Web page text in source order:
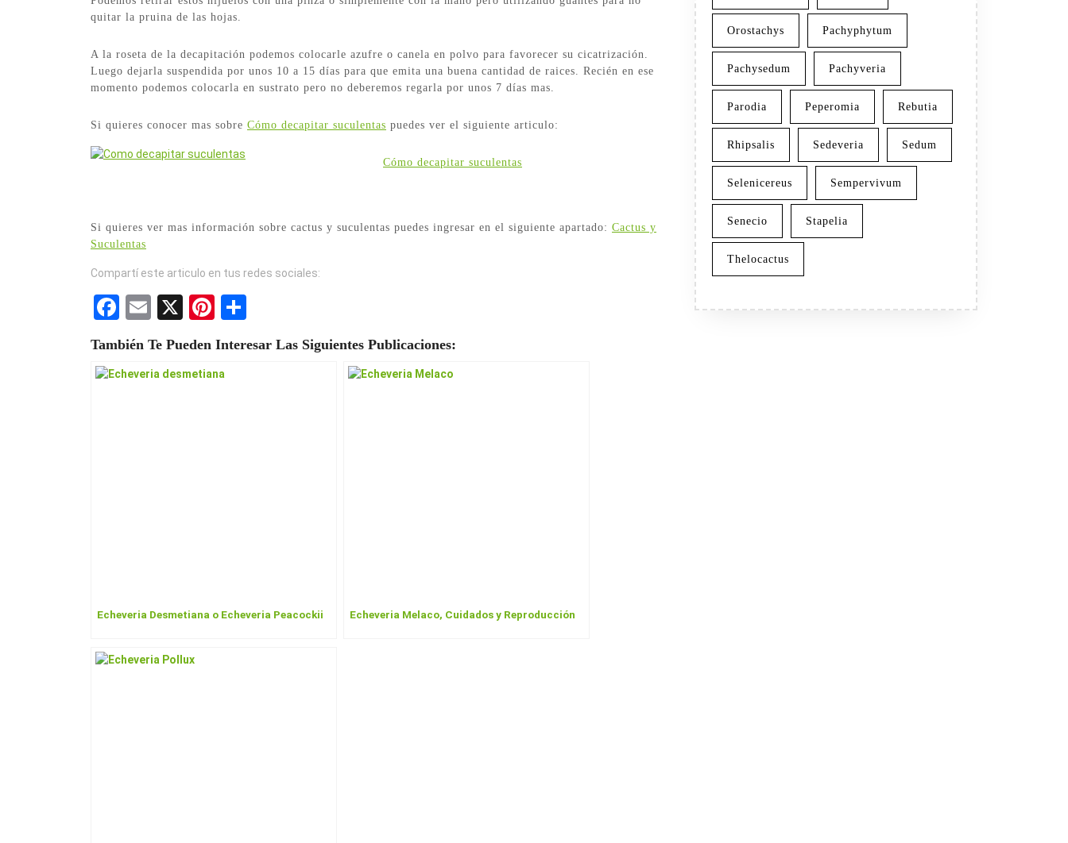
quitar la pruina de las hojas.
A la roseta de la decapitación podemos colocarle azufre o canela en polvo para favorecer su cicatrización.
Luego dejarla suspendida por unos 10 a 15 días para que emita una buena cantidad de raices. Recién en ese
momento podemos colocarla en sustrato pero no deberemos regarla por unos 7 días mas.
Si quieres conocer mas sobre Cómo decapitar suculentas puedes ver el siguiente articulo:
Cómo decapitar suculentas
Si quieres ver mas información sobre cactus y suculentas puedes ingresar en el siguiente apartado: Cactus y
Suculentas
Compartí este articulo en tus redes sociales:
F
a
ce
b
E
m
ail
X
Pi
nt
er
es
ar
También Te Pueden Interesar Las Siguientes Publicaciones:
Echeveria Desmetiana o Echeveria Peacockii Echeveria Melaco, Cuidados y Reproducción
Orostachys Pachyphytum
Pachysedum Pachyveria
Parodia Peperomia Rebutia
Rhipsalis Sedeveria Sedum
Selenicereus Sempervivum
Senecio Stapelia
Thelocactus